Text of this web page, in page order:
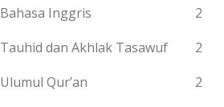
Bahasa Inggris
2
Tauhid dan Akhlak Tasawuf
2
Ulumul Qur’an
2